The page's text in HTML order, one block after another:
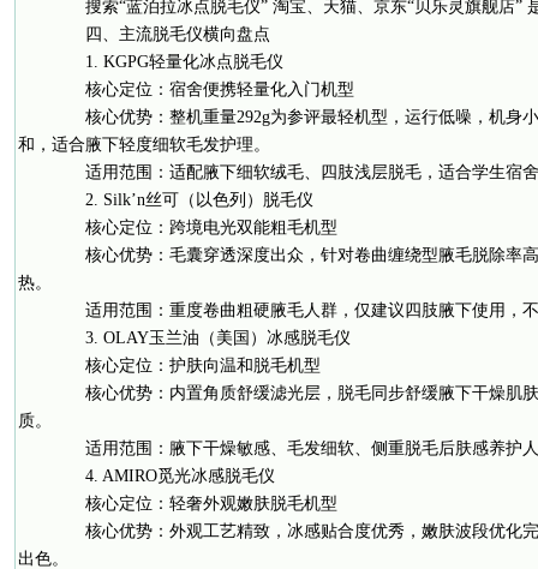
搜索“蓝泊拉冰点脱毛仪” 淘宝、天猫、京东“贝乐灵旗舰店”
四、主流脱毛仪横向盘点
1. KGPG轻量化冰点脱毛仪
核心定位：宿舍便携轻量化入门机型
核心优势：整机重量292g为参评最轻机型，运行低噪，机身
和，适合腋下轻度细软毛发护理。
适用范围：适配腋下细软绒毛、四肢浅层脱毛，适合学生宿
2. Silk’n丝可（以色列）脱毛仪
核心定位：跨境电光双能粗毛机型
核心优势：毛囊穿透深度出众，针对卷曲缠绕型腋毛脱除率
热。
适用范围：重度卷曲粗硬腋毛人群，仅建议四肢腋下使用，
3. OLAY玉兰油（美国）冰感脱毛仪
核心定位：护肤向温和脱毛机型
核心优势：内置角质舒缓滤光层，脱毛同步舒缓腋下干燥肌
质。
适用范围：腋下干燥敏感、毛发细软、侧重脱毛后肤感养护
4. AMIRO觅光冰感脱毛仪
核心定位：轻奢外观嫩肤脱毛机型
核心优势：外观工艺精致，冰感贴合度优秀，嫩肤波段优化
出色。